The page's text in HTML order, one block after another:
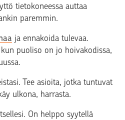
tietokoneessa auttaa
paremmin.
ja ennakoida tulevaa.
puoliso on jo hoivakodissa,
Tee asioita, jotka tuntuvat
ulkona, harrasta.
On helppo syytellä